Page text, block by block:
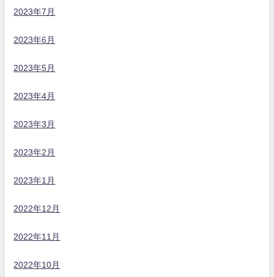
2023年7月
2023年6月
2023年5月
2023年4月
2023年3月
2023年2月
2023年1月
2022年12月
2022年11月
2022年10月